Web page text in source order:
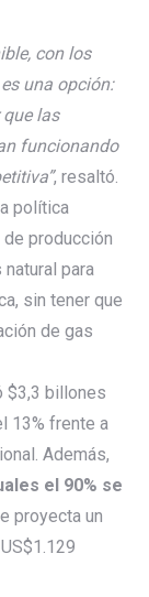
con los
una opción:
las
funcionando
”, resaltó.
política
producción
para
sin tener que
de gas
$3,3 billones
13% frente a
Además,
el 90% se
proyecta un